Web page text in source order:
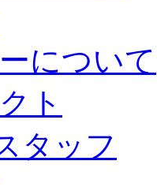
について
ト
タッフ